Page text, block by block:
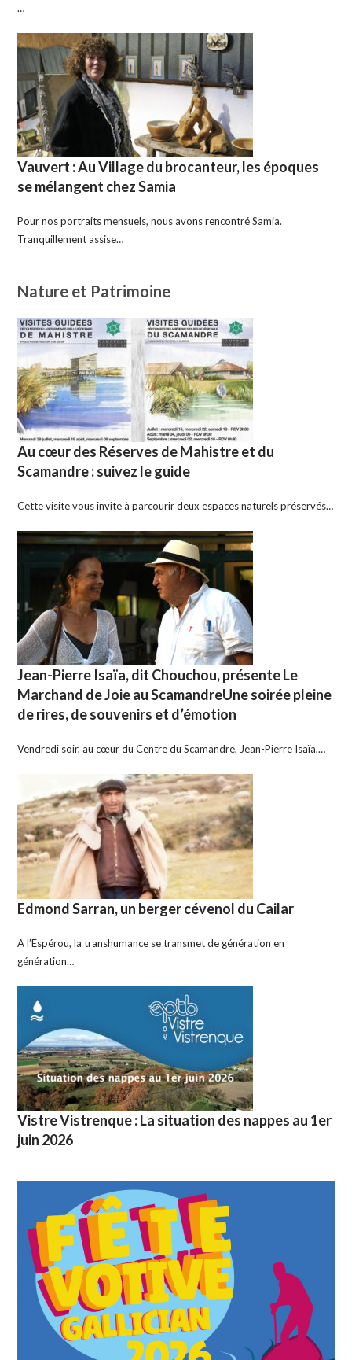
…
Vauvert : Au Village du brocanteur, les époques
se mélangent chez Samia
Pour nos portraits mensuels, nous avons rencontré Samia.
Tranquillement assise…
Nature et Patrimoine
Au cœur des Réserves de Mahistre et du
Scamandre : suivez le guide
Cette visite vous invite à parcourir deux espaces naturels préservés…
Jean-Pierre Isaïa, dit Chouchou, présente Le
Marchand de Joie au ScamandreUne soirée pleine
de rires, de souvenirs et d’émotion
Vendredi soir, au cœur du Centre du Scamandre, Jean-Pierre Isaïa,…
Edmond Sarran, un berger cévenol du Cailar
A l’Espérou, la transhumance se transmet de génération en
génération…
Vistre Vistrenque : La situation des nappes au 1er
juin 2026